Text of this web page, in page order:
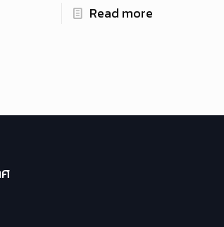
Read more